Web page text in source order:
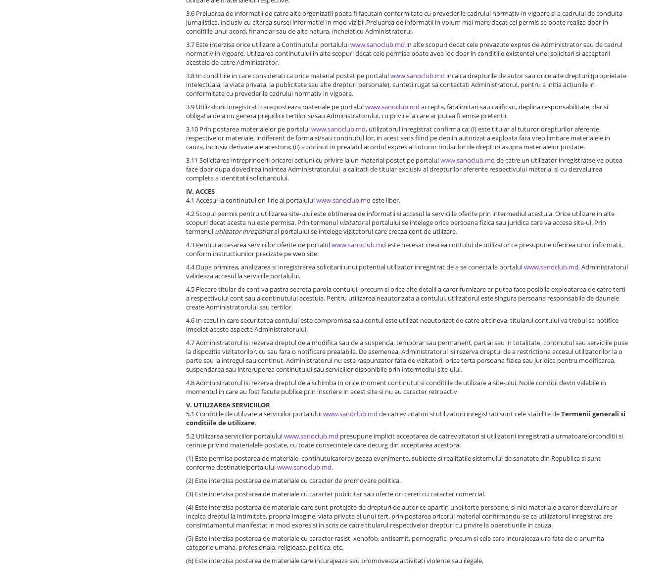
3.6 Preluarea de informatii de catre alte organizatii poate fi facutain conformitate cu prevederile cadrului normativ in vigoare si a cadrului de conduita
jurnalistica, inclusiv cu citarea sursei informatiei in mod vizibil.Preluarea de informatii in volum mai mare decat cel permis se poate realiza doar in
conditiile unui acord, financiar sau de alta natura, incheiat cu Administratorul.
3.7 Este interzisa orice utilizare a Continutului portaluluiwww.sanoclub.md in alte scopuri decat cele prevazute expres de Administrator sau de cadrul
normativ in vigoare. Utilizarea continutului in alte scopuri decat cele permise poate avea loc doar in conditiile existentei unei solicitari si acceptarii
acesteia de catre Administrator.
3.8 In conditiile in care considerati ca orice material postat pe portalulwww.sanoclub.md incalca drepturile de autor sau orice alte drepturi (proprietate
intelectuala, la viata privata, la publicitate sau alte drepturi personale), sunteti rugat sa contactati Administratorul, pentru a initia actiunile in
conformitate cu prevederile cadrului normativ in vigoare.
3.9 Utilizatorii inregistrati care posteaza materiale pe portalulwww.sanoclub.md accepta, faralimitari sau calificari, deplina responsabilitate, dar si
obligatia de a nu genera prejudicii tertilor si/sau Administratorului, cu privire la care ar putea fi emise pretentii.
3.10 Prin postarea materialelor pe portalulwww.sanoclub.md, utilizatorul inregistrat confirma ca: (i) este titular al tuturor drepturilor aferente
respectivelor materiale, indiferent de forma si/sau continutul lor, in acest sens fiind pe deplin autorizat a exploata fara vreo limitare materialele in
cauza, inclusiv derivate ale acestora; (ii) a obtinut in prealabil acordul expres al tuturor titularilor de drepturi asupra materialelor postate.
3.11 Solicitarea intreprinderii oricarei actiuni cu privire la un material postat pe portalulwww.sanoclub.md de catre un utilizator inregistratse va putea
face doar dupa dovedirea inaintea Administratorului a calitatii de titular exclusiv al drepturilor aferente respectivului material si cu dezvaluirea
completa a identitatii solicitantului.
IV. ACCES
4.1 Accesul la continutul on-line al portaluluiwww.sanoclub.md este liber.
4.2 Scopul permis pentru utilizarea site-ului este obtinerea de informatii si accesul la serviciile oferite prin intermediul acestuia. Orice utilizare in alte
scopuri decat acesta nu este permisa. Prin termenul vizitatoral portalului se intelege orice persoana fizica sau juridica care va accesa site-ul. Prin
termenul utilizator inregistratal portalului se intelege vizitatorul care creaza cont de utilizare.
4.3 Pentru accesarea serviciilor oferite de portalulwww.sanoclub.md este necesar crearea contului de utilizator ce presupune oferirea unor informatii,
conform instructiunilor precizate pe web site.
4.4 Dupa primirea, analizarea si inregistrarea solicitarii unui potential utilizator inregistrat de a se conecta la portalulwww.sanoclub.md, Administratorul
valideaza accesul la serviciile portalului.
4.5 Fiecare titular de cont va pastra secreta parola contului, precum si orice alte detalii a caror furnizare ar putea face posibila exploatarea de catre terti
a respectivului cont sau a continutului acestuia. Pentru utilizarea neautorizata a contului, utilizatorul este singura persoana responsabila de daunele
create Administratorului sau tertilor.
4.6 In cazul in care securitatea contului este compromisa sau contul este utilizat neautorizat de catre altcineva, titularul contului va trebui sa notifice
imediat aceste aspecte Administratorului.
4.7 Administratorul isi rezerva dreptul de a modifica sau de a suspenda, temporar sau permanent, partial sau in totalitate, continutul sau serviciile puse
la dispozitia vizitatorilor, cu sau fara o notificare prealabila. De asemenea, Administratorul isi rezerva dreptul de a restrictiona accesul utilizatorilor la o
parte sau la intregul sau continut. Administratorul nu este raspunzator fata de vizitatori, orice terta persoana fizica sau juridica pentru modificarea,
suspendarea sau intreruperea continutului sau serviciilor disponibile prin intermediul site-ului.
4.8 Administratorul isi rezerva dreptul de a schimba in orice moment continutul si conditiile de utilizare a site-ului. Noile conditii devin valabile in
momentul in care au fost facute publice prin inscriere in acest site si nu au caracter retroactiv.
V. UTILIZAREA SERVICIILOR
5.1 Conditiile de utilizare a serviciilor portaluluiwww.sanoclub.md de catrevizitatori si utilizatorii inregistrati sunt cele stabilite deTermenii generali si
conditiile de utilizare.
5.2 Utilizarea serviciilor portaluluiwww.sanoclub.md presupune implicit acceptarea de catrevizitatori si utilizatorii inregistrati a urmatoarelorconditii si
cerinte privind materialele postate, cu toate consecintele care decurg din acceptarea acestora:
(1) Este permisa postarea de materiale, continutulcaroravizeaza evenimente, subiecte si realitatile sistemului de sanatate din Republica si sunt
conforme destinatieiportaluluiwww.sanoclub.md.
(2) Este interzisa postarea de materiale cu caracter de promovare politica.
(3) Este interzisa postarea de materiale cu caracter publicitar sau oferte ori cereri cu caracter comercial.
(4) Este interzisa postarea de materiale care sunt protejate de drepturi de autor ce apartin unei terte persoane, si nici materiale a caror dezvaluire ar
incalca dreptul la intimitate, propria imagine, viata privata al unui tert, prin postarea oricarui material confirmandu-se ca utilizatorul inregistrat are
consimtamantul manifestat in mod expres si in scris de catre titularul respectivelor drepturi cu privire la operatiunile in cauza.
(5) Este interzisa postarea de materiale cu caracter rasist, xenofob, antisemit, pornografic, precum si cele care incurajeaza ura fata de o anumita
categorie umana, profesionala, religioasa, politica, etc.
(6) Este interzisa postarea de materiale care incurajeaza sau promoveaza activitati violente sau ilegale.